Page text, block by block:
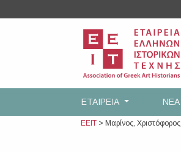
to
ΕΤΑΙΡEΙΑ ΝΕΑ
ΕΕΙΤ > Μαρίνος, Χριστόφορος